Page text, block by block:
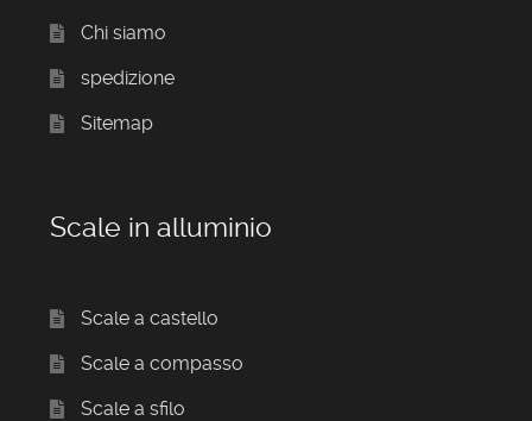
Chi siamo
spedizione
Sitemap
Scale in alluminio
Scale a castello
Scale a compasso
Scale a sfilo